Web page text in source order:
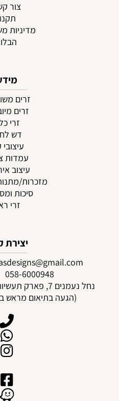
צור
מדיניות
זרים
זרים
זרי
דש
עיצובי
עמדות
עיצוב
מזכרות/
סיכות
זרי
יצירת
058-6000948
נחל נעמנים 7, פארק תעשיות גוש עציון
(הגעה בתיאום מראש